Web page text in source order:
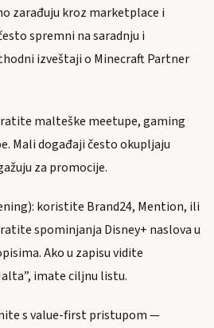
zarađuju kroz marketplace i
spremni na saradnju i
izveštaji o Minecraft Partner
malteške meetupe, gaming
Mali događaji često okupljaju
za promocije.
koristite Brand24, Mention, ili
spominjanja Disney+ naslova u
Ako u zapisu vidite
imate ciljnu listu.
s value-first pristupom —